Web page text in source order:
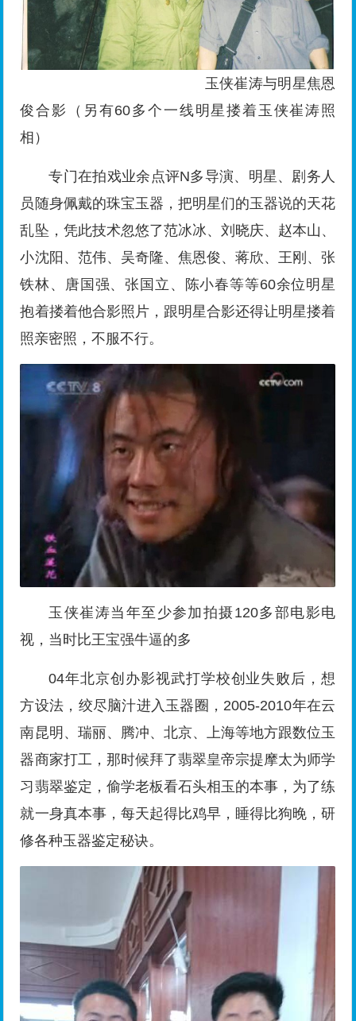
玉侠崔涛与明星焦恩
俊合影（另有60多个一线明星搂着玉侠崔涛照
相）
专门在拍戏业余点评N多导演、明星、剧务人
员随身佩戴的珠宝玉器，把明星们的玉器说的天花
乱坠，凭此技术忽悠了范冰冰、刘晓庆、赵本山、
小沈阳、范伟、吴奇隆、焦恩俊、蒋欣、王刚、张
铁林、唐国强、张国立、陈小春等等60余位明星
抱着搂着他合影照片，跟明星合影还得让明星搂着
照亲密照，不服不行。
玉侠崔涛当年至少参加拍摄120多部电影电
视，当时比王宝强牛逼的多
04年北京创办影视武打学校创业失败后，想
方设法，绞尽脑汁进入玉器圈，2005-2010年在云
南昆明、瑞丽、腾冲、北京、上海等地方跟数位玉
器商家打工，那时候拜了翡翠皇帝宗提摩太为师学
习翡翠鉴定，偷学老板看石头相玉的本事，为了练
就一身真本事，每天起得比鸡早，睡得比狗晚，研
修各种玉器鉴定秘诀。